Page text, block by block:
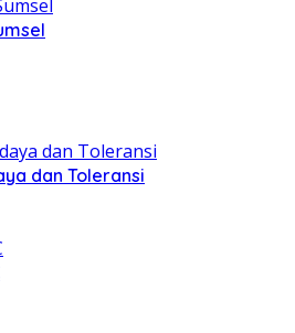
dan Toleransi